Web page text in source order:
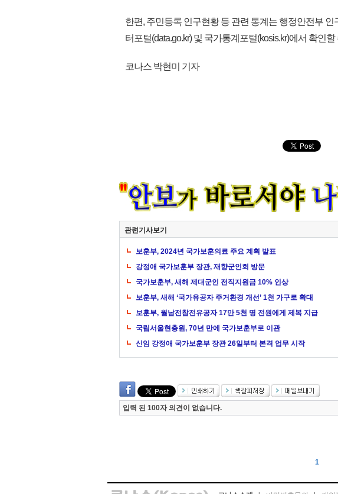
한편, 주민등록 인구현황 등 관련 통계는 행정안전부 인
터포털(data.go.kr) 및 국가통계포털(kosis.kr)에서 확인할
코나스 박현미 기자
관련기사보기
보훈부, 2024년 국가보훈의료 주요 계획 발표
강정애 국가보훈부 장관, 재향군인회 방문
국가보훈부, 새해 제대군인 전직지원금 10% 인상
보훈부, 새해 ‘국가유공자 주거환경 개선’ 1천 가구로 확대
보훈부, 월남전참전유공자 17만 5천 명 전원에게 제복 지급
국립서울현충원, 70년 만에 국가보훈부로 이관
신임 강정애 국가보훈부 장관 26일부터 본격 업무 시작
입력 된 100자 의견이 없습니다.
1